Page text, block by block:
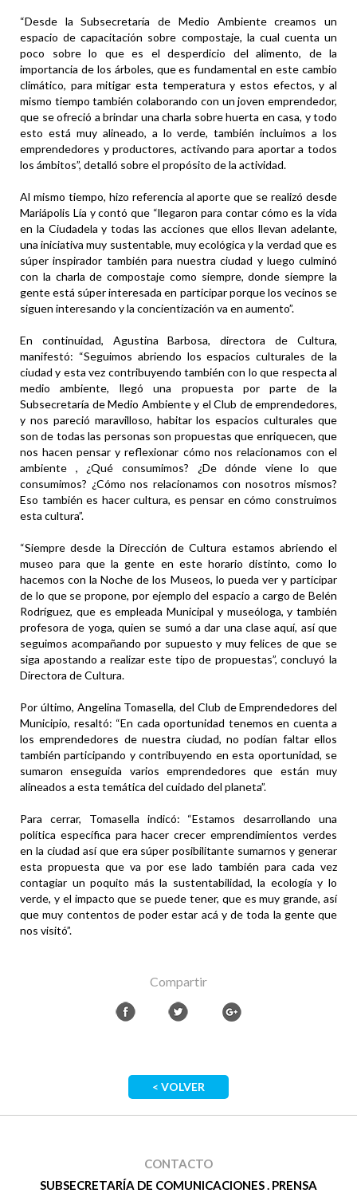
“Desde la Subsecretaría de Medio Ambiente creamos un
espacio de capacitación sobre compostaje, la cual cuenta un
poco sobre lo que es el desperdicio del alimento, de la
importancia de los árboles, que es fundamental en este cambio
climático, para mitigar esta temperatura y estos efectos, y al
mismo tiempo también colaborando con un joven emprendedor,
que se ofreció a brindar una charla sobre huerta en casa, y todo
esto está muy alineado, a lo verde, también incluimos a los
emprendedores y productores, activando para aportar a todos
los ámbitos”, detalló sobre el propósito de la actividad.
Al mismo tiempo, hizo referencia al aporte que se realizó desde
Mariápolis Lía y contó que “llegaron para contar cómo es la vida
en la Ciudadela y todas las acciones que ellos llevan adelante,
una iniciativa muy sustentable, muy ecológica y la verdad que es
súper inspirador también para nuestra ciudad y luego culminó
con la charla de compostaje como siempre, donde siempre la
gente está súper interesada en participar porque los vecinos se
siguen interesando y la concientización va en aumento”.
En continuidad, Agustina Barbosa, directora de Cultura,
manifestó: “Seguimos abriendo los espacios culturales de la
ciudad y esta vez contribuyendo también con lo que respecta al
medio ambiente, llegó una propuesta por parte de la
Subsecretaría de Medio Ambiente y el Club de emprendedores,
y nos pareció maravilloso, habitar los espacios culturales que
son de todas las personas son propuestas que enriquecen, que
nos hacen pensar y reflexionar cómo nos relacionamos con el
ambiente , ¿Qué consumimos? ¿De dónde viene lo que
consumimos? ¿Cómo nos relacionamos con nosotros mismos?
Eso también es hacer cultura, es pensar en cómo construimos
esta cultura”.
“Siempre desde la Dirección de Cultura estamos abriendo el
museo para que la gente en este horario distinto, como lo
hacemos con la Noche de los Museos, lo pueda ver y participar
de lo que se propone, por ejemplo del espacio a cargo de Belén
Rodríguez, que es empleada Municipal y museóloga, y también
profesora de yoga, quien se sumó a dar una clase aquí, así que
seguimos acompañando por supuesto y muy felices de que se
siga apostando a realizar este tipo de propuestas”, concluyó la
Directora de Cultura.
Por último, Angelina Tomasella, del Club de Emprendedores del
Municipio, resaltó: “En cada oportunidad tenemos en cuenta a
los emprendedores de nuestra ciudad, no podían faltar ellos
también participando y contribuyendo en esta oportunidad, se
sumaron enseguida varios emprendedores que están muy
alineados a esta temática del cuidado del planeta”.
Para cerrar, Tomasella indicó: “Estamos desarrollando una
política específica para hacer crecer emprendimientos verdes
en la ciudad así que era súper posibilitante sumarnos y generar
esta propuesta que va por ese lado también para cada vez
contagiar un poquito más la sustentabilidad, la ecología y lo
verde, y el impacto que se puede tener, que es muy grande, así
que muy contentos de poder estar acá y de toda la gente que
nos visitó”.
Compartir
< VOLVER
CONTACTO
SUBSECRETARÍA DE COMUNICACIONES . PRENSA